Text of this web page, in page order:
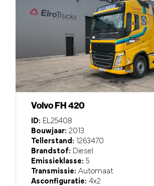
Volvo FH 420
ID: EL25408
Bouwjaar: 2013
Tellerstand: 1263470
Brandstof: Diesel
Emissieklasse: 5
Transmissie: Automaat
Asconfiguratie: 4x2